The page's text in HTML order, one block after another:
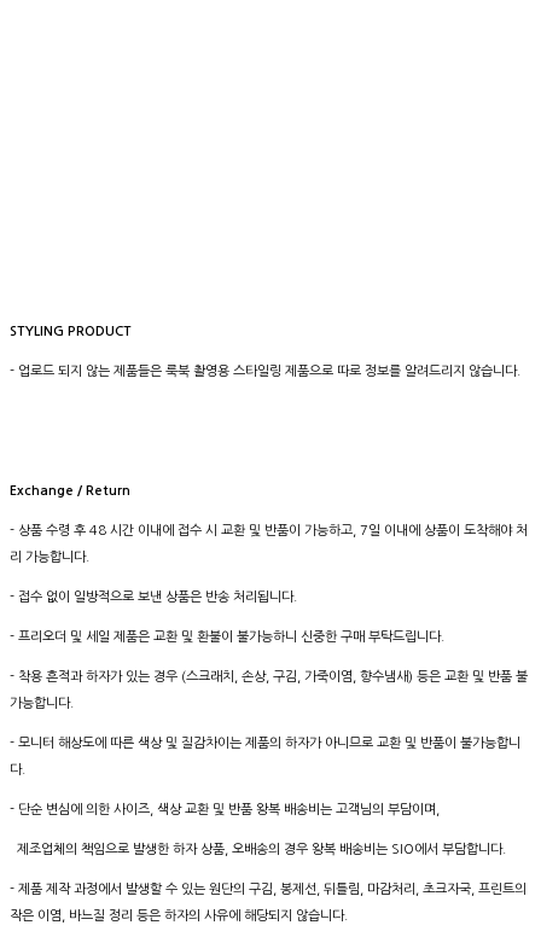
STYLING PRODUCT
- 업로드 되지 않는 제품들은 룩북 촬영용 스타일링 제품으로 따로 정보를 알려드리지 않습니다.
Exchange / Return
- 상품 수령 후 48 시간 이내에 접수 시 교환 및 반품이 가능하고, 7일 이내에 상품이 도착해야 처
리 가능합니다.
- 접수 없이 일방적으로 보낸 상품은 반송 처리됩니다.
- 프리오더 및 세일 제품은 교환 및 환불이 불가능하니 신중한 구매 부탁드립니다.
- 착용 흔적과 하자가 있는 경우 (스크래치, 손상, 구김, 가죽이염, 향수냄새) 등은 교환 및 반품 불
가능합니다.
- 모니터 해상도에 따른 색상 및 질감차이는 제품의 하자가 아니므로 교환 및 반품이 불가능합니
다.
- 단순 변심에 의한 사이즈, 색상 교환 및 반품 왕복 배송비는 고객님의 부담이며,
제조업체의 책임으로 발생한 하자 상품, 오배송의 경우 왕복 배송비는 SIO에서 부담합니다.
- 제품 제작 과정에서 발생할 수 있는 원단의 구김, 봉제선, 뒤틀림, 마감처리, 초크자국, 프린트의
작은 이염, 바느질 정리 등은 하자의 사유에 해당되지 않습니다.